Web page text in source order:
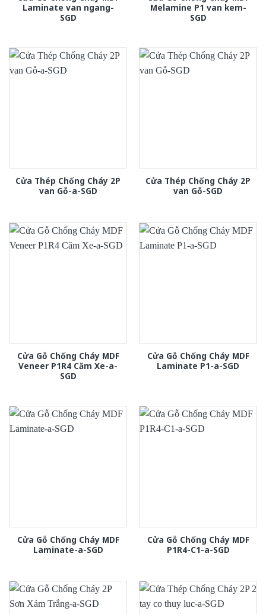
Laminate van ngang-
SGD
Melamine P1 van kem-
SGD
Cửa Thép Chống Cháy 2P
van Gỗ-a-SGD
Cửa Thép Chống Cháy 2P
van Gỗ-SGD
Cửa Gỗ Chống Cháy MDF
Veneer P1R4 Căm Xe-a-
SGD
Cửa Gỗ Chống Cháy MDF
Laminate P1-a-SGD
Cửa Gỗ Chống Cháy MDF
Laminate-a-SGD
Cửa Gỗ Chống Cháy MDF
P1R4-C1-a-SGD